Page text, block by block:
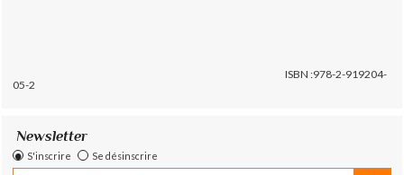
ISBN :978-2-919204-
05-2
Newsletter
S'inscrire Se désinscrire